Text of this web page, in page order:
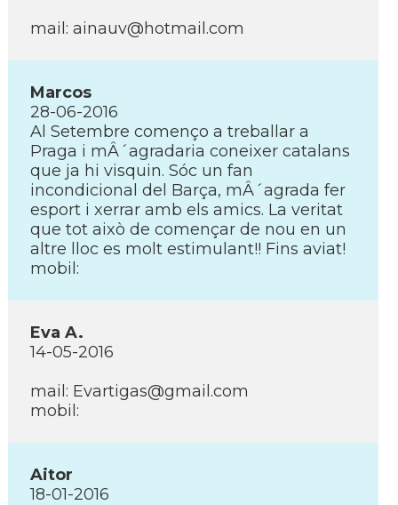
mail: ainauv@hotmail.com
Marcos
28-06-2016
Al Setembre començo a treballar a
Praga i mÂ´agradaria coneixer catalans
que ja hi visquin. Sóc un fan
incondicional del Barça, mÂ´agrada fer
esport i xerrar amb els amics. La veritat
que tot això de començar de nou en un
altre lloc es molt estimulant!! Fins aviat!
mobil:
Eva A.
14-05-2016
mail: Evartigas@gmail.com
mobil:
Aitor
18-01-2016